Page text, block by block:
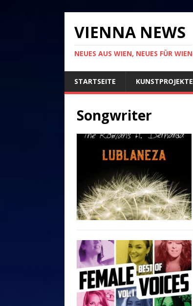
VIENNA NEWS
NEUES AUS WIEN, NEUES FÜR WIEN
STARTSEITE KUNSTPROJEKTE
Songwriter